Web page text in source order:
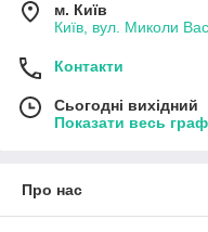
м. Київ
Київ, вул. Миколи
Контакти
Сьогодні вихідний
Показати весь
Про нас